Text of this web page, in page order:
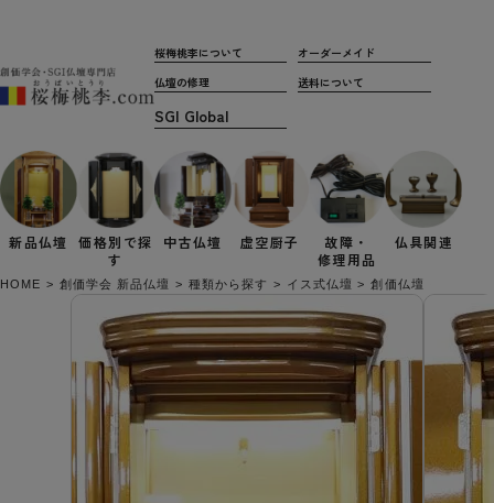
桜梅桃李について
オーダーメイド
仏壇の修理
送料について
新品仏壇 価格別で探
す
中古仏壇 虚空厨子
故障・
修理用品
仏具関連
HOME 創価学会 新品仏壇 種類から探す イス式仏壇 創価仏壇 イス付き